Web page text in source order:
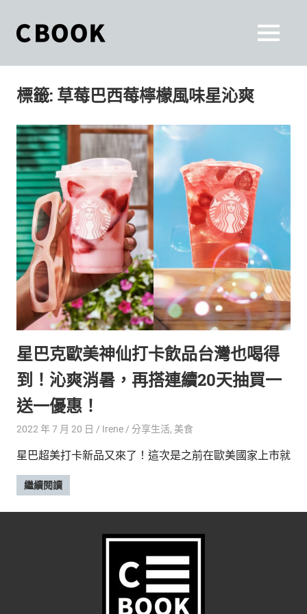
content
和
你
一
起
活
出
自
己
的
生
活
度
World.」
是
一
本
最
貼
近
你/
妳
生
活
的
雜
誌。
最
采
豐
富
的
時
尚
流、
活
遊、
MENU
標籤: 草莓巴西莓檸檬風味星沁爽
星巴克歐美神仙打卡飲品台灣也喝得
到！沁爽消暑，再搭連續20天抽買一
送一優惠！
2022 年 7 月 20 日 Irene 分享生活, 美食
星巴超美打卡新品又來了！這次是之前在歐美國家上市就
繼續閱讀